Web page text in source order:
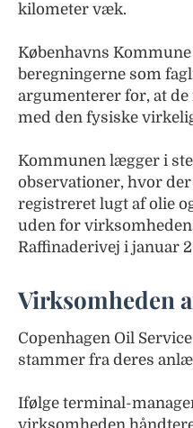
kilometer væk.
Københavns
beregningerne som
argumenterer for, at
med den fysiske
Kommunen lægger i
observationer, hvor
registreret lugt af olie
uden for
Raffinaderivej i januar
Virksomheden
Copenhagen Oil
stammer fra deres
Ifølge terminal-